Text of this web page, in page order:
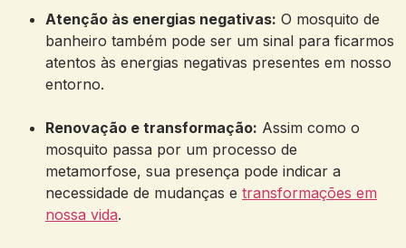
Atenção às energias negativas: O mosquito de
banheiro também pode ser um sinal para ficarmos
atentos às energias negativas presentes em nosso
entorno.
Renovação e transformação: Assim como o
mosquito passa por um processo de
metamorfose, sua presença pode indicar a
necessidade de mudanças e transformações em
nossa vida.